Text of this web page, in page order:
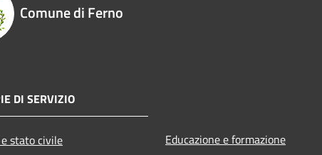
Comune di Ferno
DI SERVIZIO
stato civile
Educazione e formazione